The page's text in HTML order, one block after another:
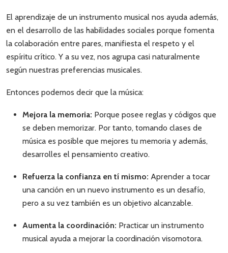
El aprendizaje de un instrumento musical nos ayuda además,
en el desarrollo de las habilidades sociales porque fomenta
la colaboración entre pares, manifiesta el respeto y el
espíritu crítico. Y a su vez, nos agrupa casi naturalmente
según nuestras preferencias musicales.
Entonces podemos decir que la música:
Mejora la memoria: Porque posee reglas y códigos que
se deben memorizar. Por tanto, tomando clases de
música es posible que mejores tu memoria y además,
desarrolles el pensamiento creativo.
Refuerza la confianza en tí mismo: Aprender a tocar
una canción en un nuevo instrumento es un desafío,
pero a su vez también es un objetivo alcanzable.
Aumenta la coordinación: Practicar un instrumento
musical ayuda a mejorar la coordinación visomotora.